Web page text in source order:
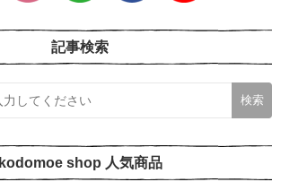
記事検索
kodomoe shop 人気商品